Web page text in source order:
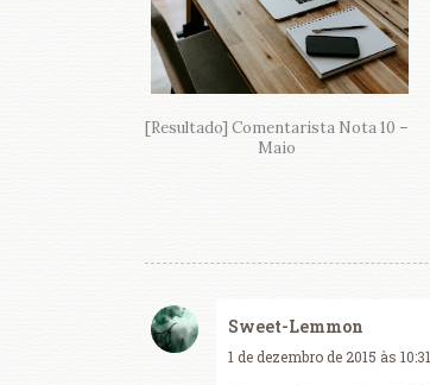
[Resultado] Comentarista Nota 10 –
Maio
Sweet-Lemmon
1 de dezembro de 2015 às 10:31